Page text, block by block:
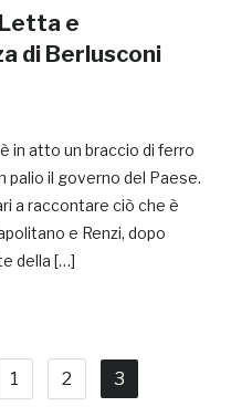
e
di Berlusconi
in atto un braccio di ferro
palio il governo del Paese.
a raccontare ciò che è
e Renzi, dopo
della […]
1 2 3